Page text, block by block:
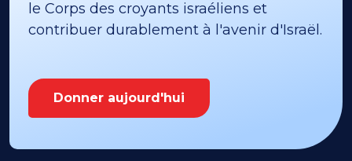
le Corps des croyants israéliens et
contribuer durablement à l'avenir d'Israël.
Donner aujourd'hui